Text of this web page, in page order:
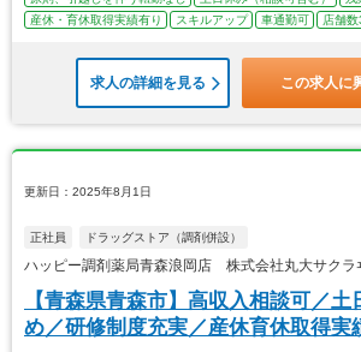
産休・育休取得実績有り
スキルアップ 車通勤可 店舗
求人の詳細を見る この求人に
更新日：2025年8月1日
正社員 ドラッグストア（調剤併設）
ハッピー調剤薬局青森浪岡店 株式会社丸大サクラ
【青森県青森市】高収入相談可／
め／研修制度充実／産休育休取得実